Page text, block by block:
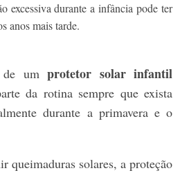
excessiva durante a infância pode ter
anos mais tarde.
um protetor solar infantil
da rotina sempre que exista
durante a primavera e o
queimaduras solares, a proteção